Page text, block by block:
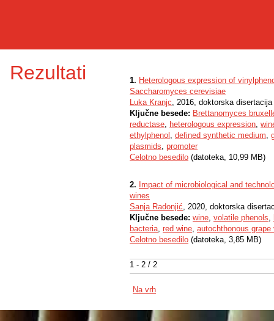
Rezultati
1 - 2 / 2
1. Heterologous expression of
Saccharomyces cerevisiae
Luka Kranjc, 2016, doktorska disertacija
Ključne besede: Brettanomyces
reductase, heterologous expression,
ethylphenol , defined synthetic medium,
plasmids, promoter
Celotno besedilo (datoteka, 10,99 MB)
2. Impact of microbiological and
wines
Sanja Radonjić, 2020, doktorska
Ključne besede: wine, volatile phenols,
bacteria, red wine, autochthonous grape
Celotno besedilo (datoteka, 3,85 MB)
Na vrh